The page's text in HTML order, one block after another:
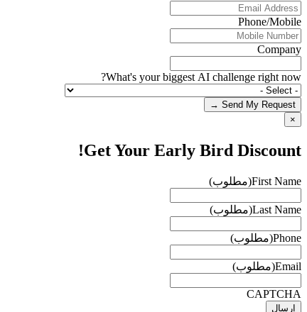
Phone/Mobile
Company
What's your biggest AI challenge right now?
Send My Request →
×
Get Your Early Bird Discount!
First Name(مطلوب)
Last Name(مطلوب)
Phone(مطلوب)
Email(مطلوب)
CAPTCHA